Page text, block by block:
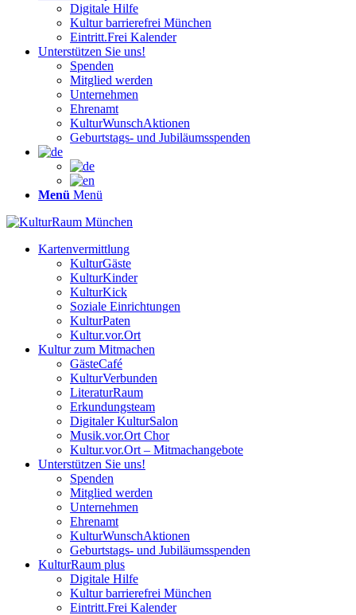
Digitale Hilfe
Kultur barrierefrei München
Eintritt.Frei Kalender
Unterstützen Sie uns!
Spenden
Mitglied werden
Unternehmen
Ehrenamt
KulturWunschAktionen
Geburtstags- und Jubiläumsspenden
Menü Menü
Kartenvermittlung
KulturGäste
KulturKinder
KulturKick
Soziale Einrichtungen
KulturPaten
Kultur.vor.Ort
Kultur zum Mitmachen
GästeCafé
KulturVerbunden
LiteraturRaum
Erkundungsteam
Digitaler KulturSalon
Musik.vor.Ort Chor
Kultur.vor.Ort – Mitmachangebote
Unterstützen Sie uns!
Spenden
Mitglied werden
Unternehmen
Ehrenamt
KulturWunschAktionen
Geburtstags- und Jubiläumsspenden
KulturRaum plus
Digitale Hilfe
Kultur barrierefrei München
Eintritt.Frei Kalender